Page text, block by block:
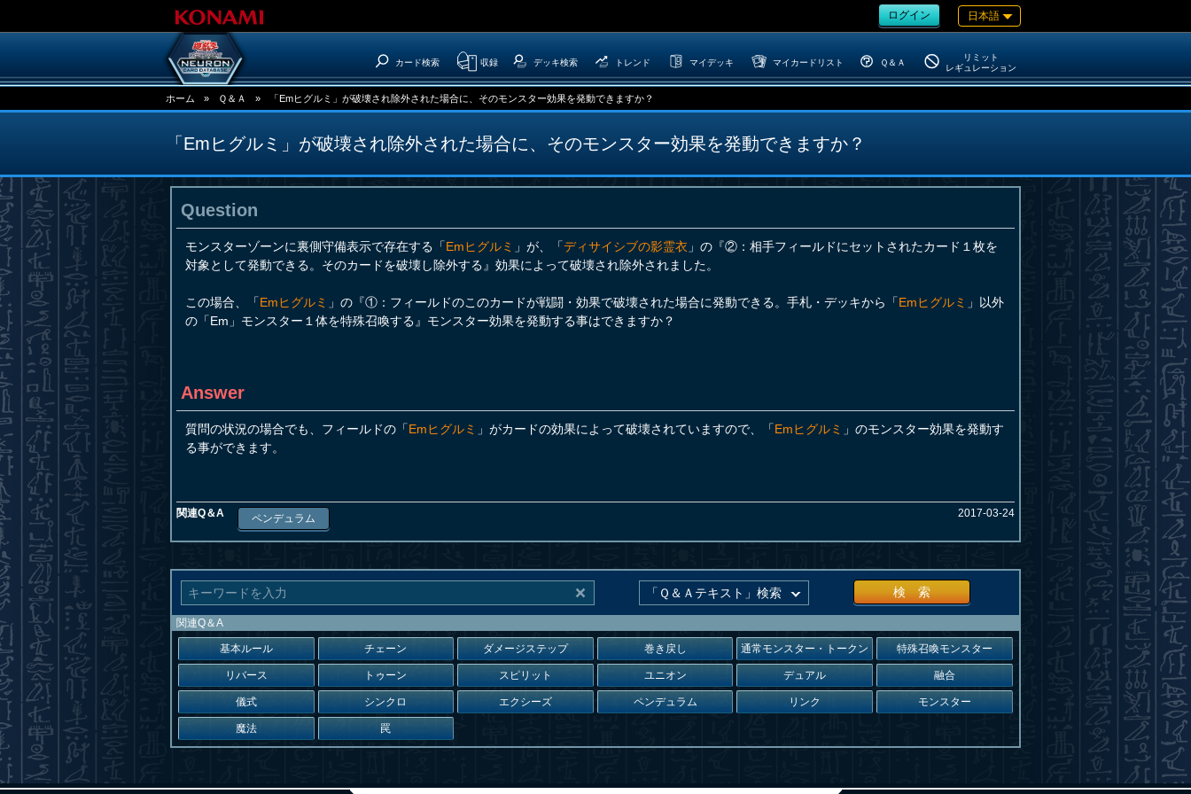
ログイン 日本語
カード検索 収録 デッキ検索 トレンド マイデッキ マイカードリスト Ｑ＆Ａ
リミット
レギュレーション
ホーム » Ｑ＆Ａ » 「Emヒグルミ」が破壊され除外された場合に、そのモンスター効果を発動できますか？
「Emヒグルミ」が破壊され除外された場合に、そのモンスター効果を発動できますか？
Question
モンスターゾーンに裏側守備表示で存在する「Emヒグルミ 」が、「ディサイシブの影霊衣 」の『②：相手フィールドにセットされたカード１枚を
対象として発動できる。そのカードを破壊し除外する』効果によって破壊され除外されました。
この場合、「Emヒグルミ 」の『①：フィールドのこのカードが戦闘・効果で破壊された場合に発動できる。手札・デッキから「Emヒグルミ 」以外
の「Em」モンスター１体を特殊召喚する』モンスター効果を発動する事はできますか？
Answer
質問の状況の場合でも、フィールドの「Emヒグルミ 」がカードの効果によって破壊されていますので、「Emヒグルミ 」のモンスター効果を発動す
る事ができます。
関連Q＆A ペンデュラム 2017-03-24
検 索
関連Q＆A
基本ルール チェーン ダメージステップ 巻き戻し 通常モンスター・トークン 特殊召喚モンスター
リバース トゥーン スピリット ユニオン デュアル 融合
儀式 シンクロ エクシーズ ペンデュラム リンク モンスター
魔法 罠